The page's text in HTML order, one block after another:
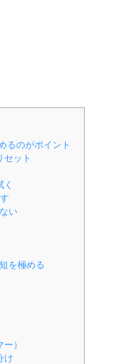
るのがポイント
セット
い
を極める
）
け